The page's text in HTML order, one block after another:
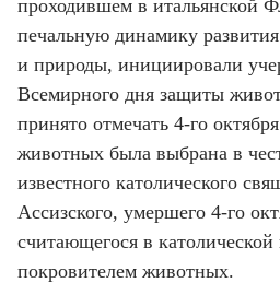
проходившем в итальянской
печальную динамику
и природы, инициировали
Всемирного дня защиты
принято отмечать 4-го
животных была выбрана в
известного католического
Ассизского, умершего 4-го
считающегося в католической
покровителем животных.